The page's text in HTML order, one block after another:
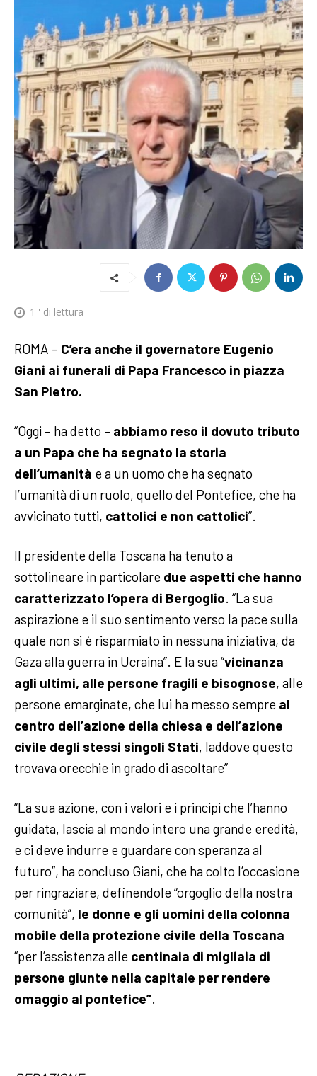
1 ' di lettura
ROMA – C’era anche il governatore Eugenio
Giani ai funerali di Papa Francesco in piazza
San Pietro.
“Oggi – ha detto – abbiamo reso il dovuto tributo
a un Papa che ha segnato la storia
dell’umanità e a un uomo che ha segnato
l’umanità di un ruolo, quello del Pontefice, che ha
avvicinato tutti, cattolici e non cattolici”.
Il presidente della Toscana ha tenuto a
sottolineare in particolare due aspetti che hanno
caratterizzato l’opera di Bergoglio . “La sua
aspirazione e il suo sentimento verso la pace sulla
quale non si è risparmiato in nessuna iniziativa, da
Gaza alla guerra in Ucraina”. E la sua “vicinanza
agli ultimi, alle persone fragili e bisognose, alle
persone emarginate, che lui ha messo sempre al
centro dell’azione della chiesa e dell’azione
civile degli stessi singoli Stati, laddove questo
trovava orecchie in grado di ascoltare”
“La sua azione, con i valori e i principi che l’hanno
guidata, lascia al mondo intero una grande eredità,
e ci deve indurre e guardare con speranza al
futuro”, ha concluso Giani, che ha colto l’occasione
per ringraziare, definendole “orgoglio della nostra
comunità”, le donne e gli uomini della colonna
mobile della protezione civile della Toscana
“per l’assistenza alle centinaia di migliaia di
persone giunte nella capitale per rendere
omaggio al pontefice”